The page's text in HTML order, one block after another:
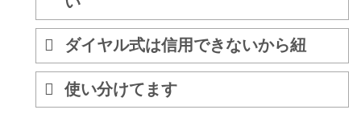
ダイヤル式は信用できないから紐
使い分けてます